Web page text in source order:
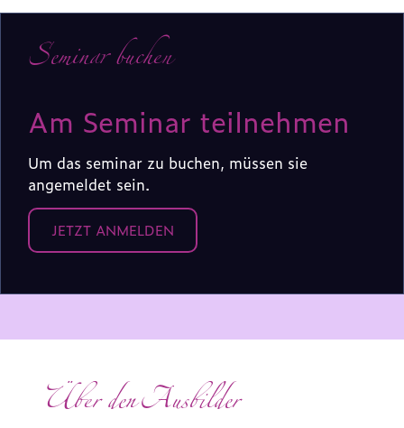
Seminar buchen
Am Seminar teilnehmen
Um das seminar zu buchen, müssen sie
angemeldet sein.
JETZT ANMELDEN
Über den Ausbilder